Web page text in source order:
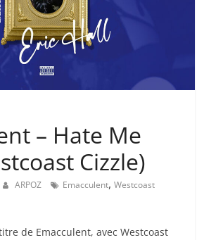
– Hate Me
Cizzle)
ARPOZ Emacculent,Westcoast
de Emacculent, avec Westcoast